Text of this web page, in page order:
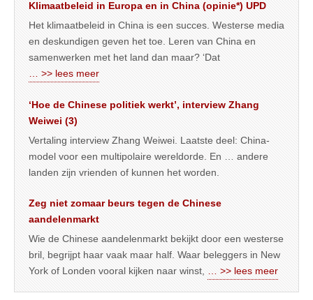
Klimaatbeleid in Europa en in China (opinie*) UPD
Het klimaatbeleid in China is een succes. Westerse media
en deskundigen geven het toe. Leren van China en
samenwerken met het land dan maar? ‘Dat
… >> lees meer
‘Hoe de Chinese politiek werkt’, interview Zhang
Weiwei (3)
Vertaling interview Zhang Weiwei. Laatste deel: China-
model voor een multipolaire wereldorde. En … andere
landen zijn vrienden of kunnen het worden.
Zeg niet zomaar beurs tegen de Chinese
aandelenmarkt
Wie de Chinese aandelenmarkt bekijkt door een westerse
bril, begrijpt haar vaak maar half. Waar beleggers in New
York of Londen vooral kijken naar winst,
… >> lees meer